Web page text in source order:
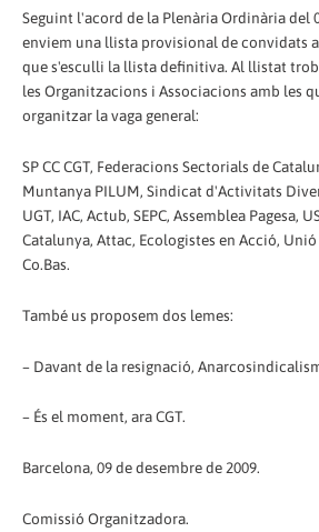
Seguint l'acord de la Plenària Ordinària del
enviem una llista provisional de convidats
que s'esculli la llista definitiva. Al llistat
les Organitzacions i Associacions amb les
organitzar la vaga general:
SP CC CGT, Federacions Sectorials de
Muntanya PILUM, Sindicat d'Activitats
UGT, IAC, Actub, SEPC, Assemblea Pagesa,
Catalunya, Attac, Ecologistes en Acció, Unió
Co.Bas.
També us proposem dos lemes:
– Davant de la resignació,
– És el moment, ara CGT.
Barcelona, 09 de desembre de 2009.
Comissió Organitzadora.